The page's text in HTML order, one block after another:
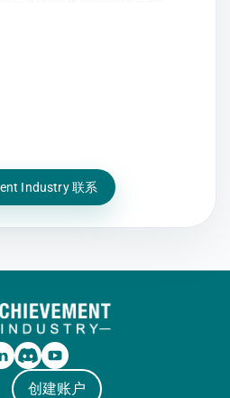
Industry 联系
创建账户